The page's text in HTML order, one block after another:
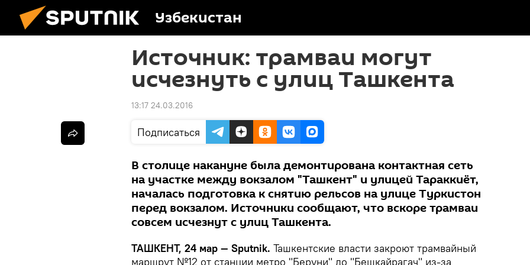
Узбекистан
Источник: трамваи могут
исчезнуть с улиц Ташкента
13:17 24.03.2016
Подписаться
В столице накануне была демонтирована контактная сеть
на участке между вокзалом "Ташкент" и улицей Тараккиёт,
началась подготовка к снятию рельсов на улице Туркистон
перед вокзалом. Источники сообщают, что вскоре трамваи
совсем исчезнут с улиц Ташкента.
ТАШКЕНТ, 24 мар — Sputnik. Ташкентские власти закроют трамвайный
маршрут №12 от станции метро "Беруни" до "Бешкайрагач" из-за